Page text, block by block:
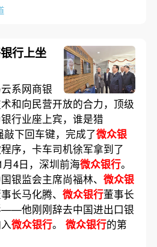
行上坐
系网商银
和向民营开放的合力，顶级
行业座上宾，谁是猎
下回车键，完成了微众银
序，卡车司机徐军拿到了
4日，深圳前海微众银行。
银监会主席尚福林、 微众银
长马化腾、 微众银行董事长
——他刚刚辞去中国进出口银
微众银行。 微众银行的第